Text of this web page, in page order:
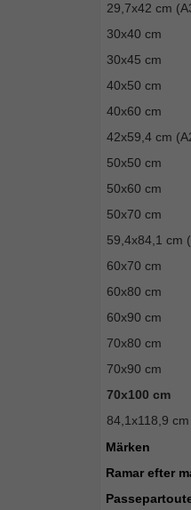
29,7x42 cm
30x40 cm
30x45 cm
40x50 cm
40x60 cm
42x59,4 cm
50x50 cm
50x60 cm
50x70 cm
59,4x84,1 cm
60x70 cm
60x80 cm
60x90 cm
70x80 cm
70x90 cm
70x100 cm
84,1x118,9
Märken
Ramar efter